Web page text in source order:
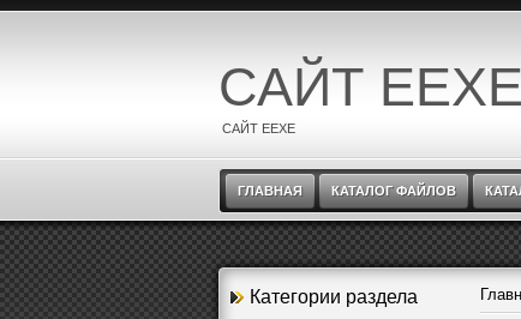
САЙТ
САЙТ EEXE
ГЛАВНАЯ КАТАЛОГ ФАЙЛОВ
Категории раздела